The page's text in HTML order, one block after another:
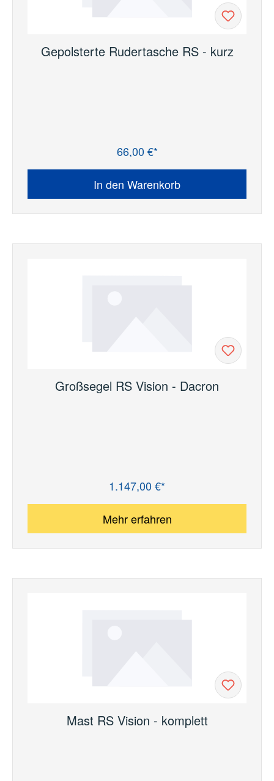
Gepolsterte Rudertasche RS - kurz
66,00 €*
In den Warenkorb
Großsegel RS Vision - Dacron
1.147,00 €*
Mehr erfahren
Mast RS Vision - komplett